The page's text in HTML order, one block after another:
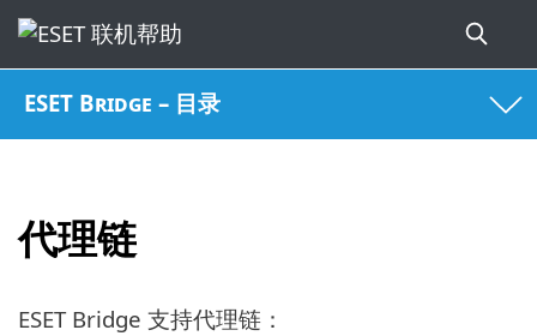
ESET Bridge – 目录
代理链
ESET Bridge 支持代理链：